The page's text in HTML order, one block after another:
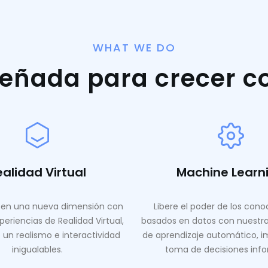
WHAT WE DO
para crecer
Virtual
una nueva dimensión con
de Realidad Virtual,
realismo e interactividad
inigualables.
Machine
Libere el poder de los
basados ​​en datos con
de aprendizaje automático,
toma de decisiones